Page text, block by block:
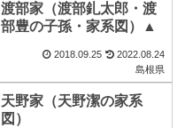
渡部家（渡部釓太郎・渡
部豊の子孫・家系図）▲
2018.09.25
2022.08.24
島根県
天野家（天野潔の家系
図）